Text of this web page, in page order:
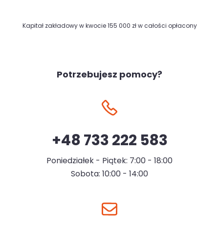
Kapitał zakładowy w kwocie 155 000 zł w całości opłacony
Potrzebujesz pomocy?
+48 733 222 583
Poniedziałek - Piątek: 7:00 - 18:00
Sobota: 10:00 - 14:00